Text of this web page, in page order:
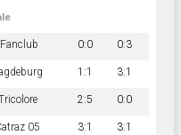
0:0 0:3
1:1 3:1
2:5 0:0
05 3:1 3:1